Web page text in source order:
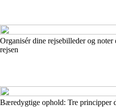
Organisér dine rejsebilleder og
rejsen
Bæredygtige ophold: Tre principper